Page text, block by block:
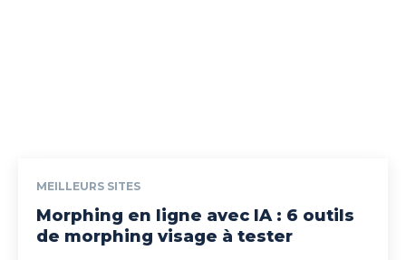
MEILLEURS SITES
Morphing en ligne avec IA : 6 outils
de morphing visage à tester